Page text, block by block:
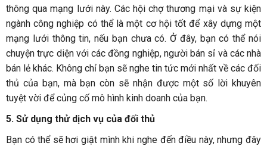
thông qua mạng lưới này. Các hội chợ thương mại và sự kiện
ngành công nghiệp có thể là một cơ hội tốt để xây dựng một
mạng lưới thông tin, nếu bạn chưa có. Ở đây, bạn có thể nói
chuyện trực diện với các đồng nghiệp, người bán sỉ và các nhà
bán lẻ khác. Không chỉ bạn sẽ nghe tin tức mới nhất về các đối
thủ của bạn, mà bạn còn sẽ nhận được một số lời khuyên
tuyệt vời để củng cố mô hình kinh doanh của bạn.
5. Sử dụng thử dịch vụ của đối thủ
Bạn có thể sẽ hơi giật mình khi nghe đến điều này, nhưng đây